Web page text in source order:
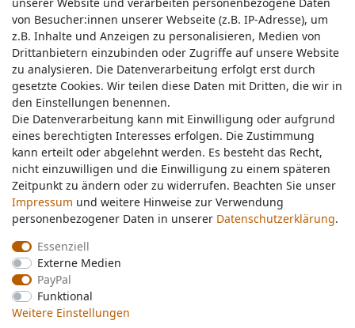
Service & Kontakt
Wünschen Sie einen Rückruf?
service@nawajo.de
Schreiben Sie uns:
service@nawajo.de
Durchschnittliche Bewertung von
Bewertungsgrundlage des Anbieters: 5 Verkaufs- und 3 Bewertungsplattformen
von Besucher:innen unserer Webseite (z.B. IP-Adresse), um
z.B. Inhalte und Anzeigen zu personalisieren, Medien von
Drittanbietern einzubinden oder Zugriffe auf unsere Website
zu analysieren. Die Datenverarbeitung erfolgt erst durch
gesetzte Cookies. Wir teilen diese Daten mit Dritten, die wir in
den Einstellungen benennen.
Die Datenverarbeitung kann mit Einwilligung oder aufgrund
eines berechtigten Interesses erfolgen. Die Zustimmung
kann erteilt oder abgelehnt werden. Es besteht das Recht,
nicht einzuwilligen und die Einwilligung zu einem späteren
Zeitpunkt zu ändern oder zu widerrufen. Beachten Sie unser
Impressum und weitere Hinweise zur Verwendung
personenbezogener Daten in unserer Daten­schutz­erklärung.
Essenziell
Externe Medien
PayPal
Funktional
Weitere Einstellungen
von Besucher:innen unserer Webseite (z.B. IP-Adresse), um
z.B. Inhalte und Anzeigen zu personalisieren, Medien von
Drittanbietern einzubinden oder Zugriffe auf unsere Website
zu analysieren. Die Datenverarbeitung erfolgt erst durch
gesetzte Cookies. Wir teilen diese Daten mit Dritten, die wir in
den Einstellungen benennen.
Die Datenverarbeitung kann mit Einwilligung oder aufgrund
eines berechtigten Interesses erfolgen. Die Zustimmung
kann erteilt oder abgelehnt werden. Es besteht das Recht,
nicht einzuwilligen und die Einwilligung zu einem späteren
Zeitpunkt zu ändern oder zu widerrufen. Beachten Sie unser
Impressum und weitere Hinweise zur Verwendung
personenbezogener Daten in unserer Daten­schutz­erklärung.
Essenziell
Externe Medien
PayPal
Funktional
Weitere Einstellungen